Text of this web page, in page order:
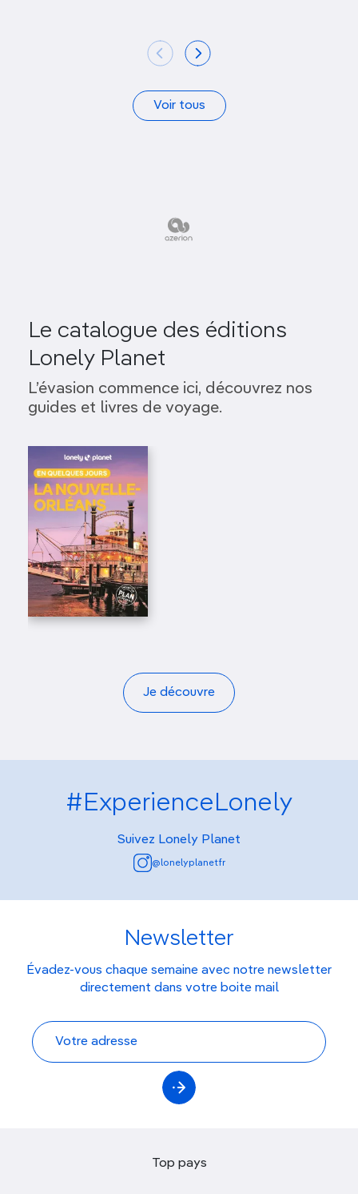
Voir tous
Le catalogue des éditions
Lonely Planet
L’évasion commence ici, découvrez nos
guides et livres de voyage.
Je découvre
#ExperienceLonely
Suivez Lonely Planet
@lonelyplanetfr
Newsletter
Évadez-vous chaque semaine avec notre newsletter
directement dans votre boite mail
Top pays